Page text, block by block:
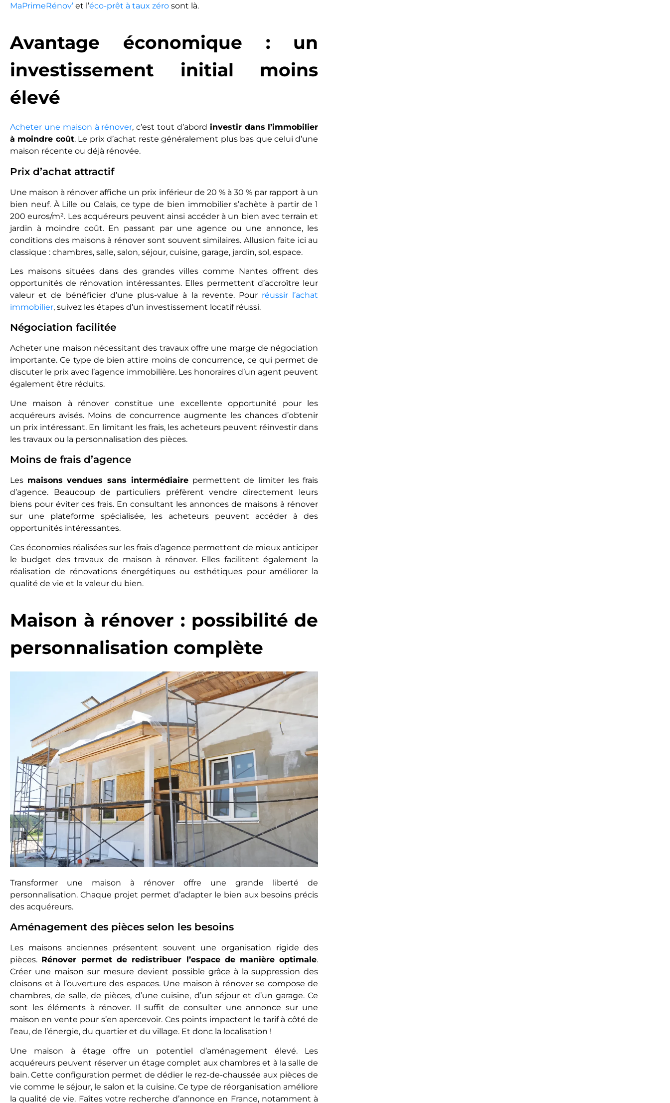
MaPrimeRénov’ et l’éco-prêt à taux zéro sont là.
Avantage économique : un
investissement initial moins
élevé
Acheter une maison à rénover, c’est tout d’abord investir dans l’immobilier
à moindre coût. Le prix d’achat reste généralement plus bas que celui d’une
maison récente ou déjà rénovée.
Prix d’achat attractif
Une maison à rénover affiche un prix inférieur de 20 % à 30 % par rapport à un
bien neuf. À Lille ou Calais, ce type de bien immobilier s’achète à partir de 1
200 euros/m². Les acquéreurs peuvent ainsi accéder à un bien avec terrain et
jardin à moindre coût. En passant par une agence ou une annonce, les
conditions des maisons à rénover sont souvent similaires. Allusion faite ici au
classique : chambres, salle, salon, séjour, cuisine, garage, jardin, sol, espace.
Les maisons situées dans des grandes villes comme Nantes offrent des
opportunités de rénovation intéressantes. Elles permettent d’accroître leur
valeur et de bénéficier d’une plus-value à la revente. Pour réussir l’achat
immobilier, suivez les étapes d’un investissement locatif réussi.
Négociation facilitée
Acheter une maison nécessitant des travaux offre une marge de négociation
importante. Ce type de bien attire moins de concurrence, ce qui permet de
discuter le prix avec l’agence immobilière. Les honoraires d’un agent peuvent
également être réduits.
Une maison à rénover constitue une excellente opportunité pour les
acquéreurs avisés. Moins de concurrence augmente les chances d’obtenir
un prix intéressant. En limitant les frais, les acheteurs peuvent réinvestir dans
les travaux ou la personnalisation des pièces.
Moins de frais d’agence
Les maisons vendues sans intermédiairepermettent de limiter les frais
d’agence. Beaucoup de particuliers préfèrent vendre directement leurs
biens pour éviter ces frais. En consultant les annonces de maisons à rénover
sur une plateforme spécialisée, les acheteurs peuvent accéder à des
opportunités intéressantes.
Ces économies réalisées sur les frais d’agence permettent de mieux anticiper
le budget des travaux de maison à rénover. Elles facilitent également la
réalisation de rénovations énergétiques ou esthétiques pour améliorer la
qualité de vie et la valeur du bien.
Maison à rénover : possibilité de
personnalisation complète
Transformer une maison à rénover offre une grande liberté de
personnalisation. Chaque projet permet d’adapter le bien aux besoins précis
des acquéreurs.
Aménagement des pièces selon les besoins
Les maisons anciennes présentent souvent une organisation rigide des
pièces. Rénover permet de redistribuer l’espace de manière optimale.
Créer une maison sur mesure devient possible grâce à la suppression des
cloisons et à l’ouverture des espaces. Une maison à rénover se compose de
chambres, de salle, de pièces, d’une cuisine, d’un séjour et d’un garage. Ce
sont les éléments à rénover. Il suffit de consulter une annonce sur une
maison en vente pour s’en apercevoir. Ces points impactent le tarif à côté de
l’eau, de l’énergie, du quartier et du village. Et donc la localisation !
Une maison à étage offre un potentiel d’aménagement élevé. Les
acquéreurs peuvent réserver un étage complet aux chambres et à la salle de
bain. Cette configuration permet de dédier le rez-de-chaussée aux pièces de
vie comme le séjour, le salon et la cuisine. Ce type de réorganisation améliore
la qualité de vie. Faîtes votre recherche d’annonce en France, notamment à